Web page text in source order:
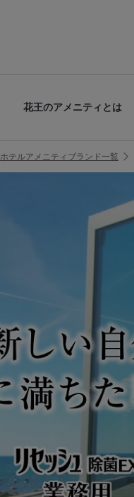
花王のアメニティとは
ホテルアメニティブランド一覧